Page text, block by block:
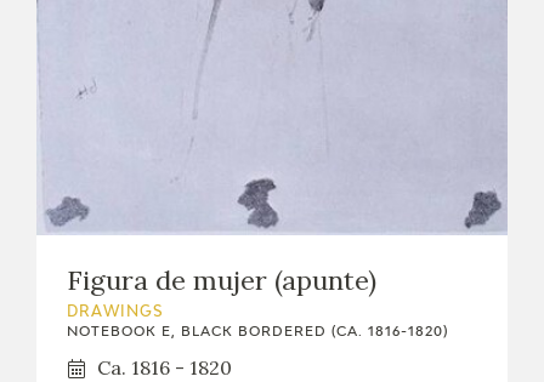
Figura de mujer (apunte)
DRAWINGS
NOTEBOOK E, BLACK BORDERED (CA. 1816-1820)
Ca. 1816 - 1820